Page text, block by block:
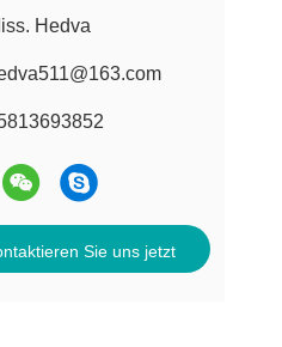
Hedva
Sie uns jetzt